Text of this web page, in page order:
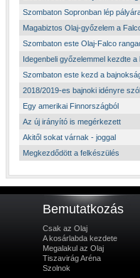
Szombaton Sopronban lép
Magabiztos Olaj-győzelem a
Szombaton este Olaj-Falco
Idegenbeli győzelemmel kezdte
Szombaton este kezd a
2018/2019-es bajnoki idényre
Egy amerikai Finnországból
Az új irányító is megérkezett
Akitől sokat várnak - joggal
Megkezdődött a felkészülés
Bemutatkozás
Csak az Olaj
A kosárlabda kezdete
Megalakul az Olaj
Tiszavirág Aréna
Szolnok